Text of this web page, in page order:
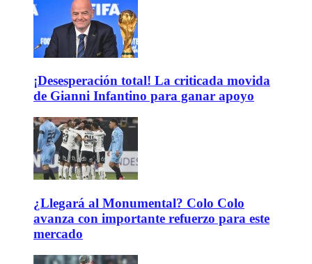
¡Desesperación total! La criticada movida
de Gianni Infantino para ganar apoyo
¿Llegará al Monumental? Colo Colo
avanza con importante refuerzo para este
mercado